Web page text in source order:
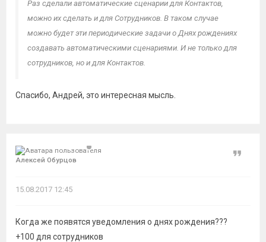
Раз сделали автоматические сценарии для Контактов,
можно их сделать и для Сотрудников. В таком случае
можно будет эти периодические задачи о Днях рождениях
создавать автоматическими сценариями. И не только для
сотрудников, но и для Контактов.
Спасибо, Андрей, это интересная мысль.
Алексей Обурцов
Цитата
15.08.2017 12:45
Когда же появятся уведомления о днях рождения???
+100 для сотрудников